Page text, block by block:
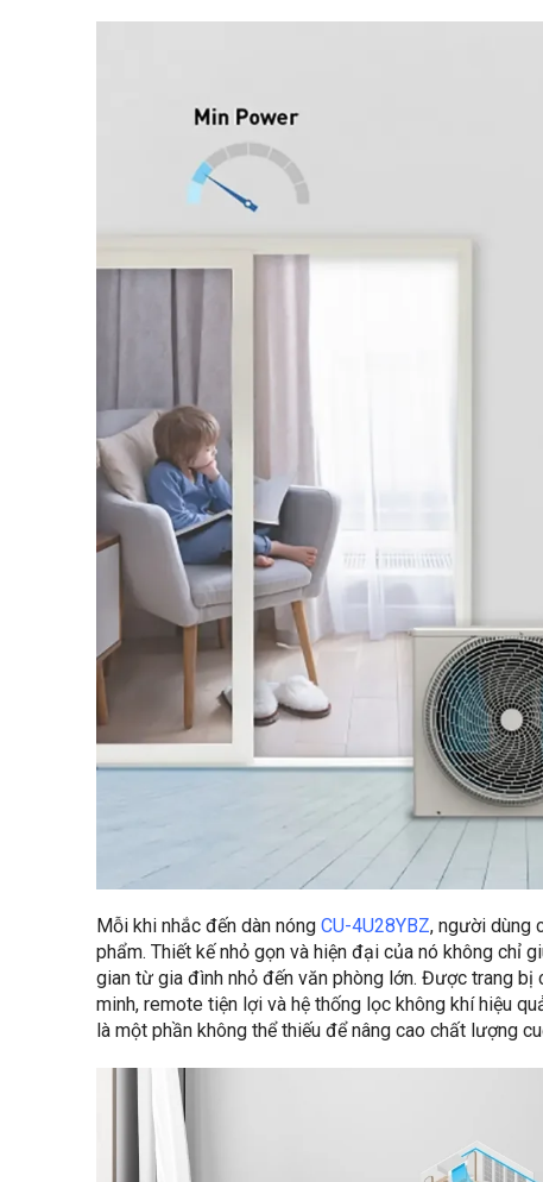
Mỗi khi nhắc đến dàn nóng CU-4U28YBZ, người dùng
phẩm. Thiết kế nhỏ gọn và hiện đại của nó không chỉ
gian từ gia đình nhỏ đến văn phòng lớn. Được trang
minh, remote tiện lợi và hệ thống lọc không khí hiệu
là một phần không thể thiếu để nâng cao chất lượng